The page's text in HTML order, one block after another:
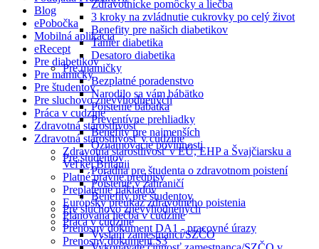
Zdravotnícke pomôcky a liečba
3 kroky na zvládnutie cukrovky po celý život
Benefity pre našich diabetikov
Tanier diabetika
Desatoro diabetika
Pre mamičky
Bezplatné poradenstvo
Narodilo sa vám bábätko
Poistenie bábätka
Preventívne prehliadky
Benefity pre najmenších
Oznamovacie povinnosti
Pre študentov
Poradňa pre študenta o zdravotnom poistení
Poistenie v zahraničí
Benefity pre študentov
Pre sluchovo znevýhodnených
Práca v cudzine
Vyslaní zamestnanci/SZČO
Blog
ePobočka
Mobilná aplikácia
eRecept
Pre diabetikov
Pre mamičky
Pre študentov
Pre sluchovo znevýhodnených
Práca v cudzine
Zdravotná starostlivosť
Zdravotná starostlivosť v cudzine
Zdravotná starostlivosť v EÚ, EHP a Švajčiarsku a
Veľkej Británii
Platné právne predpisy
Preplatenie nákladov
Európsky preukaz zdravotného poistenia
Plánovaná liečba v cudzine
Prenosný dokument DA1 - pracovné úrazy
Prenosný dokument S3